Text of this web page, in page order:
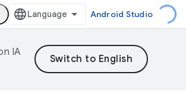
Android Studio
IA